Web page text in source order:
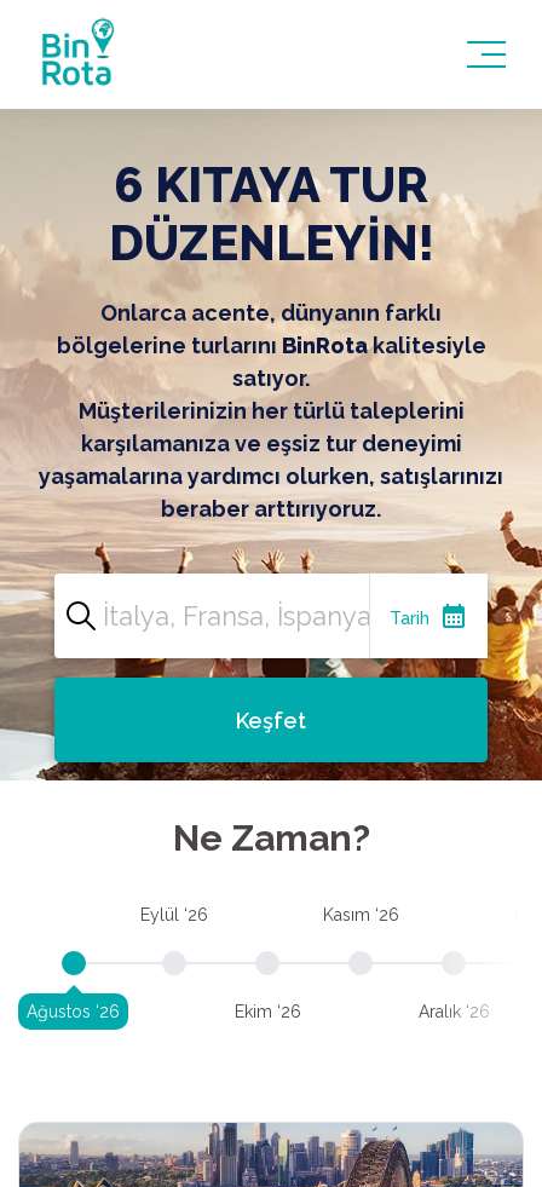
6 KITAYA TUR
DÜZENLEYİN!
Onlarca acente, dünyanın farklı
bölgelerine turlarını BinRotakalitesiyle
satıyor.
Müşterilerinizin her türlü taleplerini
karşılamanıza ve eşsiz tur deneyimi
yaşamalarına yardımcı olurken, satışlarınızı
beraber arttırıyoruz.
Tarih calendar_month
Keşfet
Ne Zaman?
Ağustos ‘26
Eylül ‘26
Ekim ‘26
Kasım ‘26
Aralık ‘26